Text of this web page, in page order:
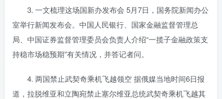
3. 一文梳理这场国新办发布会 5月7日，国务院新闻办公
室举行新闻发布会。中国人民银行、国家金融监督管理总
局、中国证券监督管理委员会负责人介绍“一揽子金融政策支
持稳市场稳预期”有关情况，并答记者问。
4. 两国禁止武契奇乘机飞越领空 据俄媒当地时间6日报
道，拉脱维亚和立陶宛禁止塞尔维亚总统武契奇乘机飞越其